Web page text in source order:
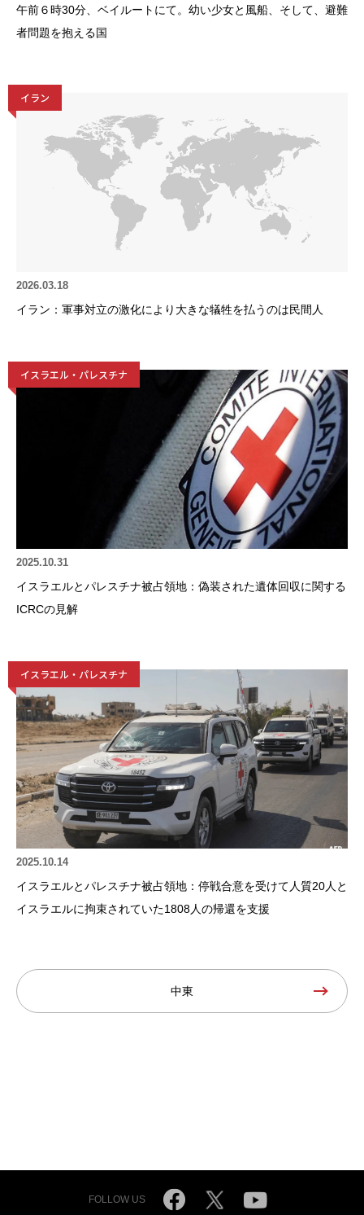
午前６時30分、ベイルートにて。幼い少女と風船、そして、避難
者問題を抱える国
イラン
2026.03.18
イラン：軍事対立の激化により大きな犠牲を払うのは民間人
イスラエル・パレスチナ
2025.10.31
イスラエルとパレスチナ被占領地：偽装された遺体回収に関する
ICRCの見解
イスラエル・パレスチナ
2025.10.14
イスラエルとパレスチナ被占領地：停戦合意を受けて人質20人と
イスラエルに拘束されていた1808人の帰還を支援
中東
FOLLOW US